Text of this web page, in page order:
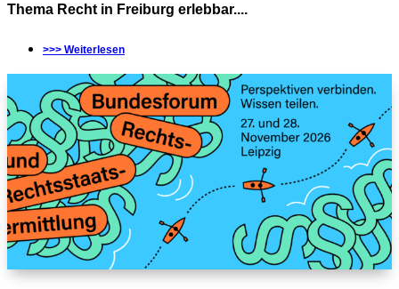
Thema Recht in Freiburg erlebbar....
>>> Weiterlesen